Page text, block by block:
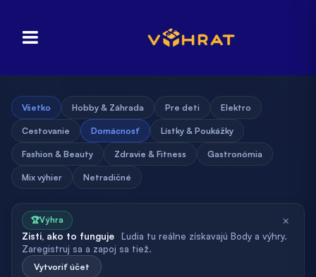
Všetko Hobby & Záhrada Pre deti Elektro
Cestovanie Domácnosť Lístky & Poukážky
Fashion & Beauty Zdravie & Fitness Gastronómia
Mix výhier Netradičné
🏆Výhra
Zisti, ako to funguje
Ľudia tu reálne získavajú Body a výhry.
Zaregistruj sa a zapoj sa tiež.
Vytvoriť účet
×